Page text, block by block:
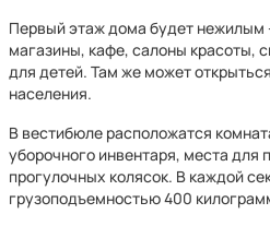
Первый этаж дома будет нежилым
магазины, кафе, салоны красоты,
для детей. Там же может
населения.
В вестибюле расположатся
уборочного инвентаря, места для
прогулочных колясок. В каждой
грузоподъемностью 400